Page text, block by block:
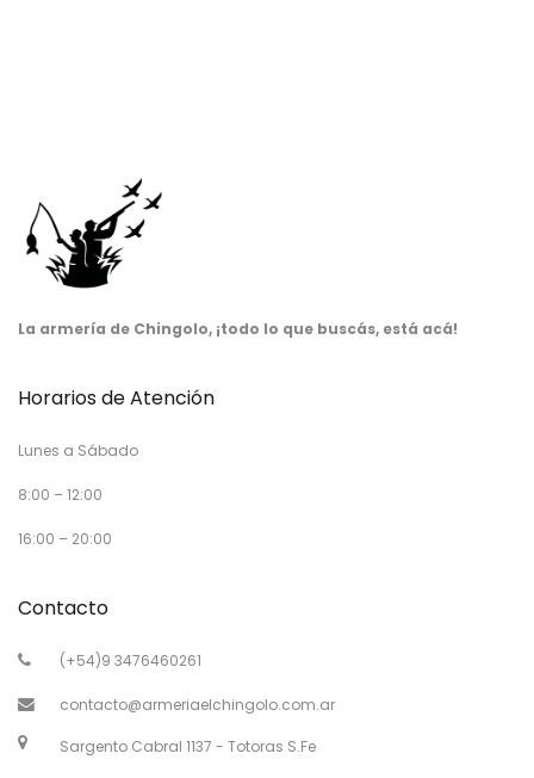
La armería de Chingolo, ¡todo lo que buscás, está acá!
Horarios de Atención
Lunes a Sábado
8:00 – 12:00
16:00 – 20:00
Contacto
(+54)9 3476460261
contacto@armeriaelchingolo.com.ar
Sargento Cabral 1137 - Totoras S.Fe